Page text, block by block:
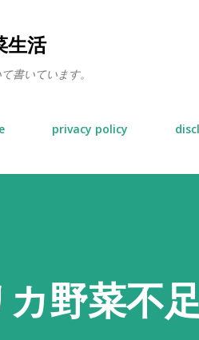
生活
書いています。
privacy policy
野菜不